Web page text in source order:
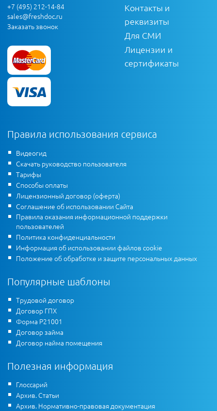
+7 (495) 212-14-84
sales@freshdoc.ru
Заказать звонок
Контакты и
реквизиты
Для СМИ
Лицензии и
сертификаты
Правила использования сервиса
Видеогид
Скачать руководство пользователя
Тарифы
Способы оплаты
Лицензионный договор (оферта)
Соглашение об использовании Сайта
Правила оказания информационной поддержки
пользователей
Политика конфиденциальности
Информация об использовании файлов cookie
Положение об обработке и защите персональных данных
Популярные шаблоны
Трудовой договор
Договор ГПХ
Форма Р21001
Договор займа
Договор найма помещения
Полезная информация
Глоссарий
Архив. Статьи
Архив. Нормативно-правовая документация